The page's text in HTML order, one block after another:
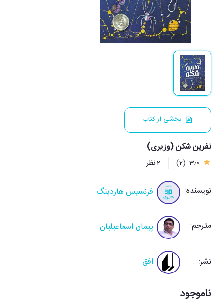
بخشی از کتاب
نفرین شکن (وزیری)
3٫0 (2) 2 نظر
نویسنده: فرنسیس هاردینگ
مترجم: پیمان اسماعیلیان
نشر: افق
ناموجود